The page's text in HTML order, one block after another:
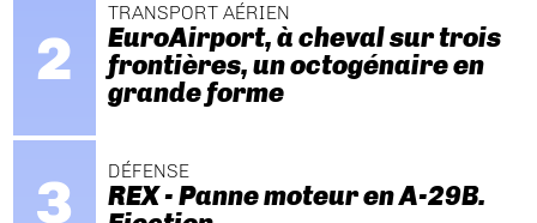
TRANSPORT AÉRIEN
EuroAirport, à cheval sur trois
frontières, un octogénaire en
grande forme
DÉFENSE
REX - Panne moteur en A-29B.